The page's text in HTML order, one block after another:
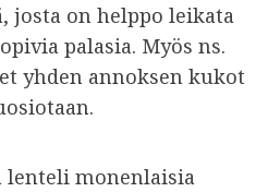
josta on helppo leikata
palasia. Myös ns.
yhden annoksen kukot
lenteli monenlaisia